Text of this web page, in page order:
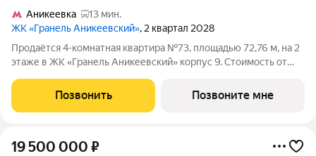
Аникеевка
13 мин.
ЖК «Гранель Аникеевский», 2 квартал 2028
Продаётся 4-комнатная квартира №73, площадью 72,76 м, на 2
этаже в ЖК «Гранель Аникеевский» корпус 9. Стоимость от
окна во двор. Проект расположился в экологически чистом
районе Подмосковья
Позвонить Позвоните мне
19 500 000 ₽